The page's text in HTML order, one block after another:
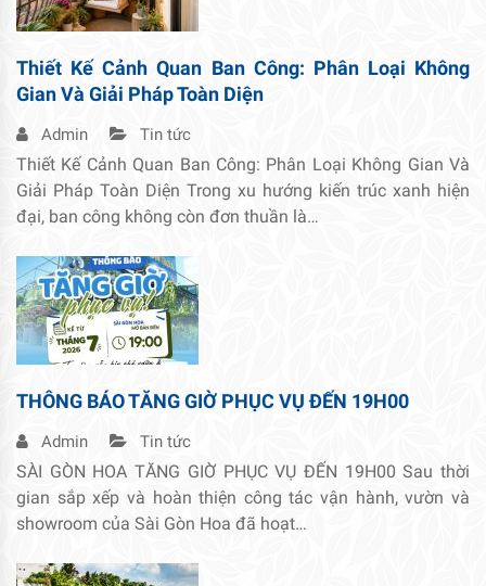
Thiết Kế Cảnh Quan Ban Công: Phân Loại Không
Gian Và Giải Pháp Toàn Diện
Admin Tin tức
Thiết Kế Cảnh Quan Ban Công: Phân Loại Không Gian Và
Giải Pháp Toàn Diện Trong xu hướng kiến trúc xanh hiện
đại, ban công không còn đơn thuần là…
THÔNG BÁO TĂNG GIỜ PHỤC VỤ ĐẾN 19H00
Admin Tin tức
SÀI GÒN HOA TĂNG GIỜ PHỤC VỤ ĐẾN 19H00 Sau thời
gian sắp xếp và hoàn thiện công tác vận hành, vườn và
showroom của Sài Gòn Hoa đã hoạt…